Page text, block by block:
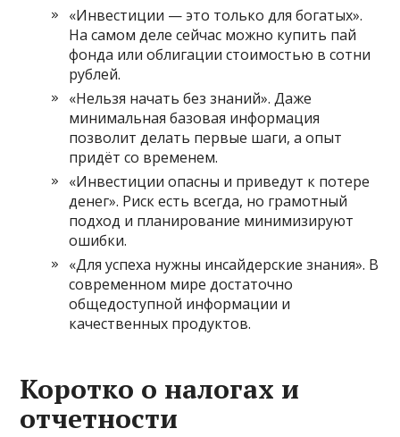
«Инвестиции — это только для богатых».
На самом деле сейчас можно купить пай
фонда или облигации стоимостью в сотни
рублей.
«Нельзя начать без знаний». Даже
минимальная базовая информация
позволит делать первые шаги, а опыт
придёт со временем.
«Инвестиции опасны и приведут к потере
денег». Риск есть всегда, но грамотный
подход и планирование минимизируют
ошибки.
«Для успеха нужны инсайдерские знания». В
современном мире достаточно
общедоступной информации и
качественных продуктов.
Коротко о налогах и
отчетности